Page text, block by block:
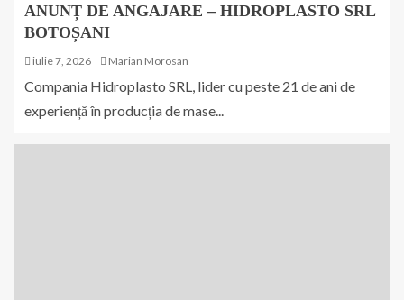
ANUNȚ DE ANGAJARE – HIDROPLASTO SRL
BOTOȘANI
iulie 7, 2026 Marian Morosan
Compania Hidroplasto SRL, lider cu peste 21 de ani de
experiență în producția de mase...